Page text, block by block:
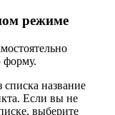
режиме
форму.
название
Если вы не
выберите